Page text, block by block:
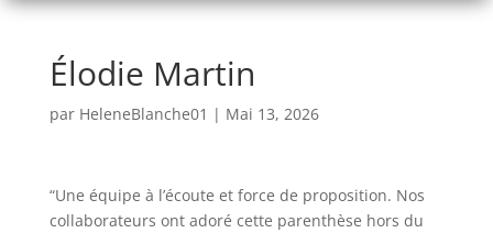
Élodie Martin
par HeleneBlanche01 | Mai 13, 2026
“Une équipe à l’écoute et force de proposition. Nos
collaborateurs ont adoré cette parenthèse hors du